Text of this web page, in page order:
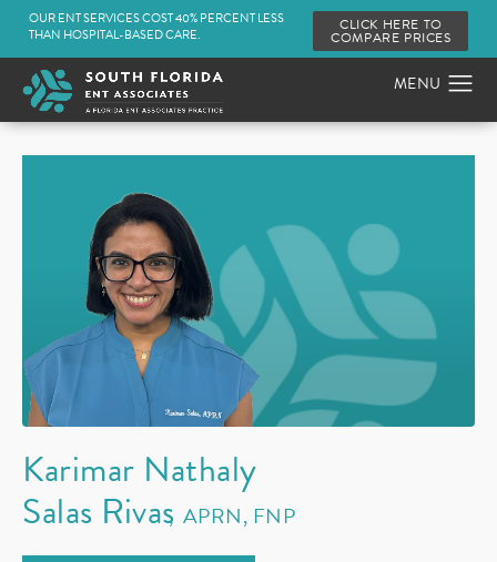
OUR ENT SERVICES COST 40% PERCENT LESS
THAN HOSPITAL-BASED CARE.
CLICK HERE TO
COMPARE PRICES
Karimar Nathaly
Salas Rivas APRN, FNP